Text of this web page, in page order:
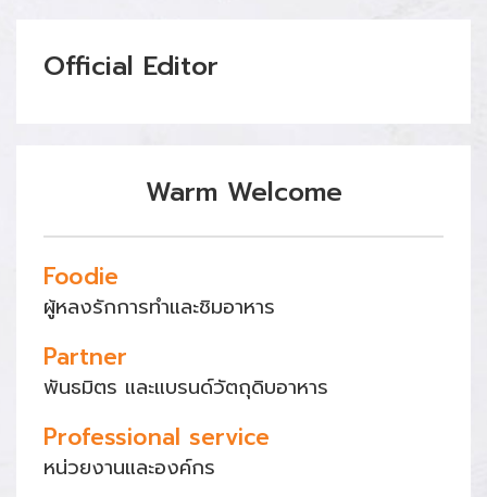
Official Editor
Warm Welcome
Foodie
ผู้หลงรักการทำและชิมอาหาร
Partner
พันธมิตร และแบรนด์วัตถุดิบอาหาร
Professional service
หน่วยงานและองค์กร